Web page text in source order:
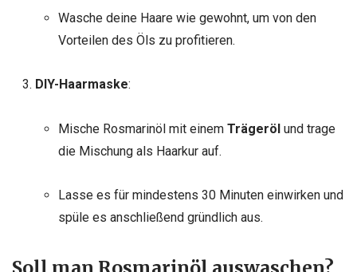
Wasche deine Haare wie gewohnt, um von den
Vorteilen des Öls zu profitieren.
DIY-Haarmaske:
Mische Rosmarinöl mit einem Trägerölund trage
die Mischung als Haarkur auf.
Lasse es für mindestens 30 Minuten einwirken und
spüle es anschließend gründlich aus.